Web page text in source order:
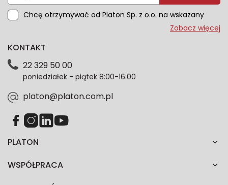
Chcę otrzymywać od Platon Sp. z o.o. na wskazany
przeze mnie adres e-mail informacje marketingowe
dotyczące danych osobowych znajdziesz w naszej
każdym czasie. Wycofanie zgody nie wpłynie na
zgodność z prawem przetwarzania dokonanego przed
Zobacz więcej
PLATON
WSPÓŁPRACA
KONTAKT
22 329 50 00
poniedziałek - piątek 8:00-16:00
platon@platon.com.pl